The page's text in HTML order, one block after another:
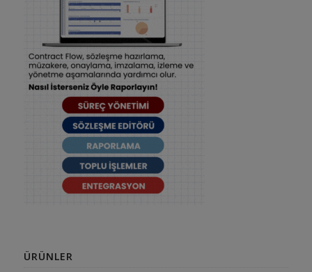
ÜRÜNLER